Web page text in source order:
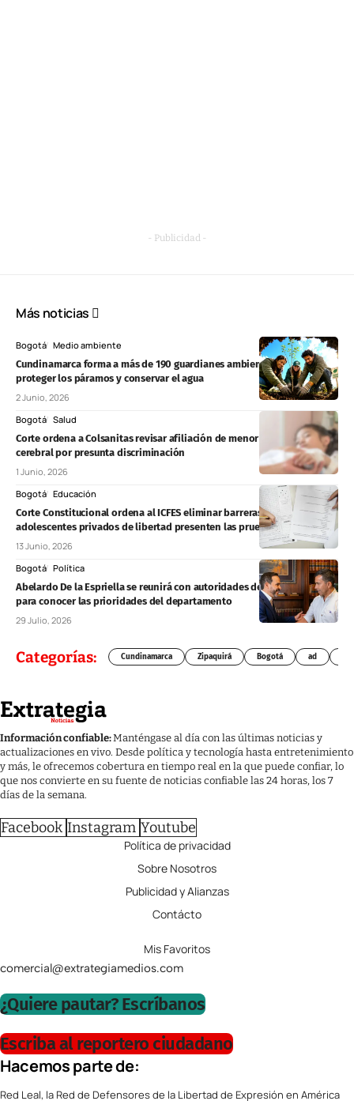
- Publicidad -
Más noticias
Bogotá Medio ambiente
Cundinamarca forma a más de 190 guardianes ambientales para
proteger los páramos y conservar el agua
2 Junio, 2026
Bogotá Salud
Corte ordena a Colsanitas revisar afiliación de menor con cáncer
cerebral por presunta discriminación
1 Junio, 2026
Bogotá Educación
Corte Constitucional ordena al ICFES eliminar barreras para que
adolescentes privados de libertad presenten las pruebas Saber 11°
13 Junio, 2026
Bogotá Política
Abelardo De la Espriella se reunirá con autoridades de Cundinamarca
para conocer las prioridades del departamento
29 Julio, 2026
Categorías: Cundinamarca Zipaquirá Bogotá ad
Información confiable:Manténgase al día con las últimas noticias y
actualizaciones en vivo. Desde política y tecnología hasta entretenimiento
y más, le ofrecemos cobertura en tiempo real en la que puede confiar, lo
que nos convierte en su fuente de noticias confiable las 24 horas, los 7
días de la semana.
Facebook Instagram Youtube
Política de privacidad
Sobre Nosotros
Publicidad y Alianzas
Contácto
Mis Favoritos
comercial@extrategiamedios.com
¿Quiere pautar? Escríbanos
Escriba al reportero ciudadano
Hacemos parte de:
Red Leal, la Red de Defensores de la Libertad de Expresión en América